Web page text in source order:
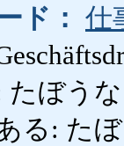
ド： 仕
たぼう
る: た